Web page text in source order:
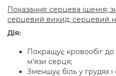
Показання: серцева ішемія;
серцевий викид; серцевий
Дія:
Покращує кровообіг
м'язи серця;
Зменшує біль у грудях